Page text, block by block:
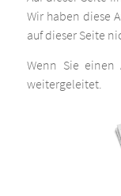
Wir haben diese
auf dieser Seite
Wenn Sie einen
weitergeleitet.